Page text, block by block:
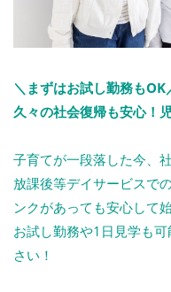
＼まずはお試し勤務もOK
久々の社会復帰も安心！
子育てが一段落した今、
放課後等デイサービスで
ンクがあっても安心して
お試し勤務や1日見学も
さい！